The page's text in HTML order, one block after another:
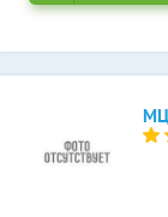
МЦ